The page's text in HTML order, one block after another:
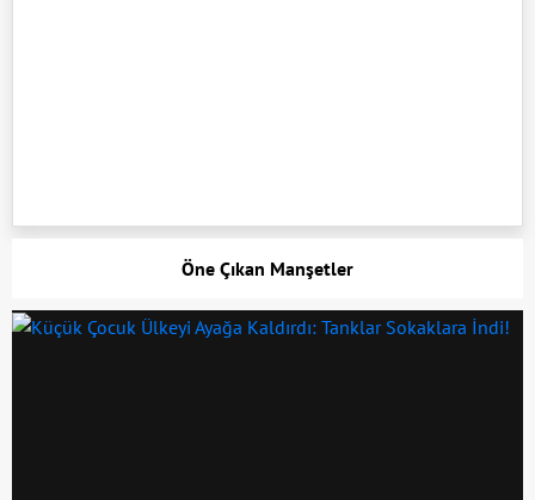
Öne Çıkan Manşetler